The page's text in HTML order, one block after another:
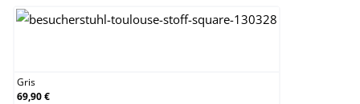
Gris
69,90 €